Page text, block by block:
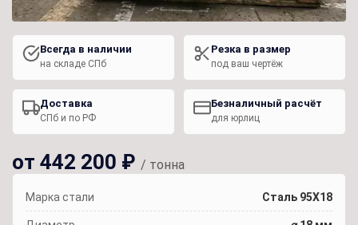
Всегда в наличии
на складе СПб
Резка в размер
под ваш чертёж
Доставка
СПб и по РФ
Безналичный расчёт
для юрлиц
от 442 200 ₽ / тонна
Марка стали Сталь 95Х18